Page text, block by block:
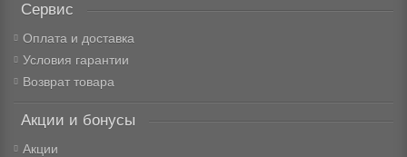
Сервис
Оплата и доставка
Условия гарантии
Возврат товара
Акции и бонусы
Акции